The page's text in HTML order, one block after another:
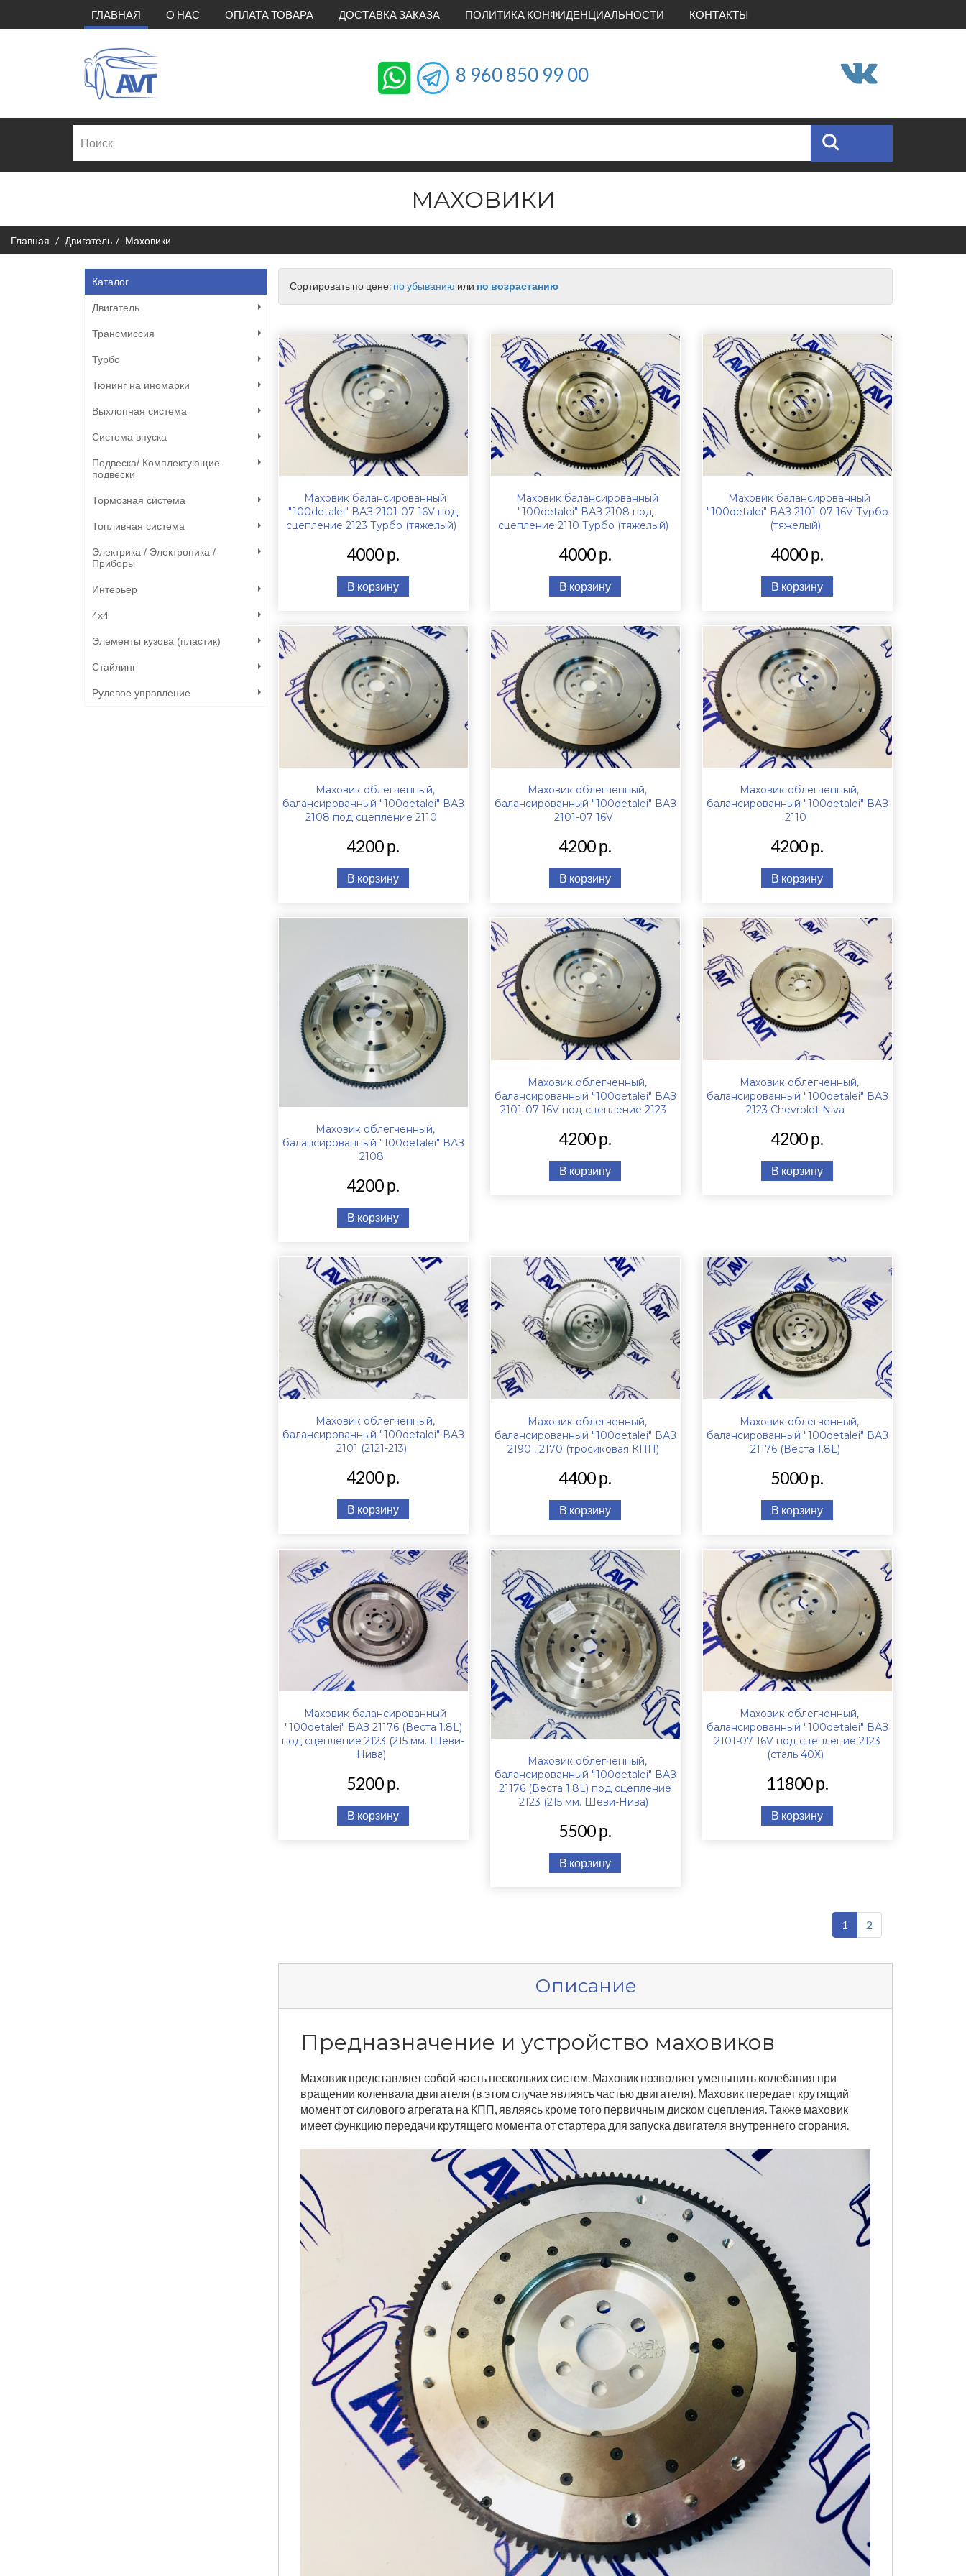
ГЛАВНАЯ (CURRENT)
О НАС ОПЛАТА ТОВАРА ДОСТАВКА ЗАКАЗА ПОЛИТИКА КОНФИДЕНЦИАЛЬНОСТИ КОНТАКТЫ
8 960 850 99 00
МАХОВИКИ
Главная Двигатель Маховики
Каталог
Двигатель
Трансмиссия
Турбо
Тюнинг на иномарки
Выхлопная система
Система впуска
Подвеска/ Комплектующие
подвески
Тормозная система
Топливная система
Электрика / Электроника /
Приборы
Интерьер
4х4
Элементы кузова (пластик)
Стайлинг
Рулевое управление
Сортировать по цене: по убыванию или по возрастанию
Маховик балансированный
"100detalei" ВАЗ 2101-07 16V под
сцепление 2123 Турбо (тяжелый)
4000 р.
В корзину
Маховик балансированный
"100detalei" ВАЗ 2108 под
сцепление 2110 Турбо (тяжелый)
4000 р.
В корзину
Маховик балансированный
"100detalei" ВАЗ 2101-07 16V Турбо
(тяжелый)
4000 р.
В корзину
Маховик облегченный,
балансированный "100detalei" ВАЗ
2108 под сцепление 2110
4200 р.
В корзину
Маховик облегченный,
балансированный "100detalei" ВАЗ
2101-07 16V
4200 р.
В корзину
Маховик облегченный,
балансированный "100detalei" ВАЗ
2110
4200 р.
В корзину
Маховик облегченный,
балансированный "100detalei" ВАЗ
2108
4200 р.
В корзину
Маховик облегченный,
балансированный "100detalei" ВАЗ
2101-07 16V под сцепление 2123
4200 р.
В корзину
Маховик облегченный,
балансированный "100detalei" ВАЗ
2123 Chevrolet Niva
4200 р.
В корзину
Маховик облегченный,
балансированный "100detalei" ВАЗ
2101 (2121-213)
4200 р.
В корзину
Маховик облегченный,
балансированный "100detalei" ВАЗ
2190 , 2170 (тросиковая КПП)
4400 р.
В корзину
Маховик облегченный,
балансированный "100detalei" ВАЗ
21176 (Веста 1.8L)
5000 р.
В корзину
Маховик балансированный
"100detalei" ВАЗ 21176 (Веста 1.8L)
под сцепление 2123 (215 мм. Шеви-
Нива)
5200 р.
В корзину
Маховик облегченный,
балансированный "100detalei" ВАЗ
21176 (Веста 1.8L) под сцепление
2123 (215 мм. Шеви-Нива)
5500 р.
В корзину
Маховик облегченный,
балансированный "100detalei" ВАЗ
2101-07 16V под сцепление 2123
(сталь 40Х)
11800 р.
В корзину
1 2
Описание
Предназначение и устройство маховиков
Маховик представляет собой часть нескольких систем. Маховик позволяет уменьшить колебания при
вращении коленвала двигателя (в этом случае являясь частью двигателя). Маховик передает крутящий
момент от силового агрегата на КПП, являясь кроме того первичным диском сцепления. Также маховик
имеет функцию передачи крутящего момента от стартера для запуска двигателя внутреннего сгорания.